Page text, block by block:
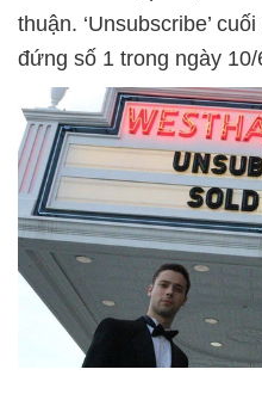
thuận. ‘Unsubscribe’
đứng số 1 trong ngày